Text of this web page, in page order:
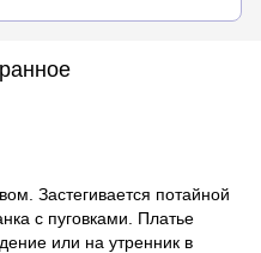
Застегивается потайной
с пуговками. Платье
или на утренник в